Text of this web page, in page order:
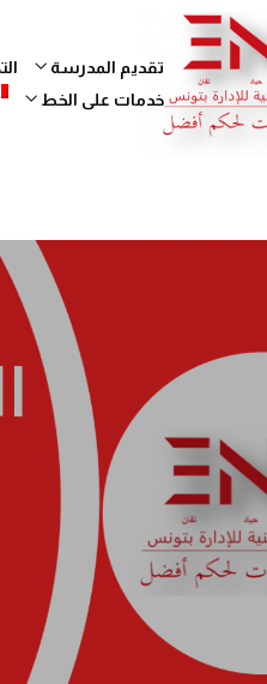
تقديم المدرسة
خدمات على الخط